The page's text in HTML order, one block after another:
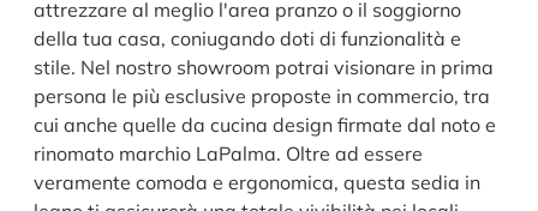
attrezzare al meglio l'area pranzo o il soggiorno
della tua casa, coniugando doti di funzionalità e
stile. Nel nostro showroom potrai visionare in prima
persona le più esclusive proposte in commercio, tra
cui anche quelle da cucina design firmate dal noto e
rinomato marchio LaPalma. Oltre ad essere
veramente comoda e ergonomica, questa sedia in